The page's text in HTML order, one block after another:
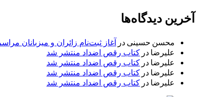
آخرین دیدگاه‌ها
محسن حسینی در آغاز ثبت‌نام زائران و میزبانان
علیرضا در کتاب رقص اضداد منتشر شد
علیرضا در کتاب رقص اضداد منتشر شد
علیرضا در کتاب رقص اضداد منتشر شد
علیرضا در کتاب رقص اضداد منتشر شد